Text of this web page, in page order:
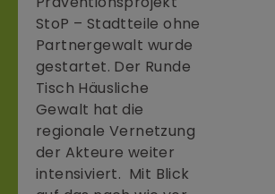
StoP – Stadtteile ohne
Partnergewalt wurde
gestartet. Der Runde
Tisch Häusliche
Gewalt hat die
regionale Vernetzung
der Akteure weiter
intensiviert. Mit Blick